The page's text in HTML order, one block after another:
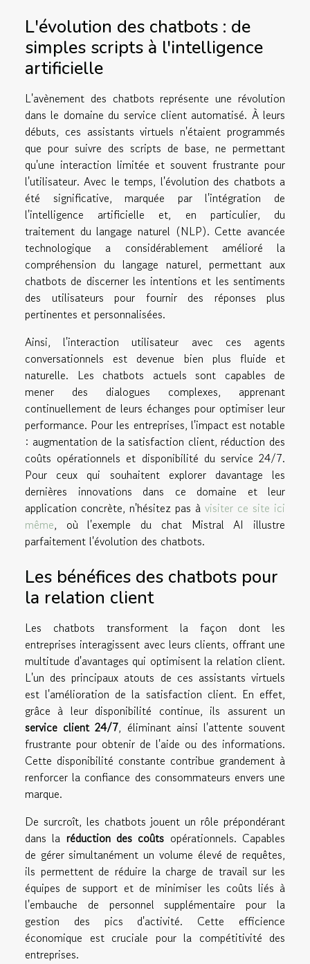
L'évolution des chatbots : de
simples scripts à l'intelligence
artificielle
L'avènement des chatbots représente une révolution
dans le domaine du service client automatisé. À leurs
débuts, ces assistants virtuels n'étaient programmés
que pour suivre des scripts de base, ne permettant
qu'une interaction limitée et souvent frustrante pour
l'utilisateur. Avec le temps, l'évolution des chatbots a
été significative, marquée par l'intégration de
l'intelligence artificielle et, en particulier, du
traitement du langage naturel (NLP). Cette avancée
technologique a considérablement amélioré la
compréhension du langage naturel, permettant aux
chatbots de discerner les intentions et les sentiments
des utilisateurs pour fournir des réponses plus
pertinentes et personnalisées.
Ainsi, l'interaction utilisateur avec ces agents
conversationnels est devenue bien plus fluide et
naturelle. Les chatbots actuels sont capables de
mener des dialogues complexes, apprenant
continuellement de leurs échanges pour optimiser leur
performance. Pour les entreprises, l'impact est notable
: augmentation de la satisfaction client, réduction des
coûts opérationnels et disponibilité du service 24/7.
Pour ceux qui souhaitent explorer davantage les
dernières innovations dans ce domaine et leur
application concrète, n'hésitez pas à visiter ce site ici
même, où l'exemple du chat Mistral AI illustre
parfaitement l'évolution des chatbots.
Les bénéfices des chatbots pour
la relation client
Les chatbots transforment la façon dont les
entreprises interagissent avec leurs clients, offrant une
multitude d'avantages qui optimisent la relation client.
L'un des principaux atouts de ces assistants virtuels
est l'amélioration de la satisfaction client. En effet,
grâce à leur disponibilité continue, ils assurent un
service client 24/7, éliminant ainsi l'attente souvent
frustrante pour obtenir de l'aide ou des informations.
Cette disponibilité constante contribue grandement à
renforcer la confiance des consommateurs envers une
marque.
De surcroît, les chatbots jouent un rôle prépondérant
dans la réduction des coûts opérationnels. Capables
de gérer simultanément un volume élevé de requêtes,
ils permettent de réduire la charge de travail sur les
équipes de support et de minimiser les coûts liés à
l'embauche de personnel supplémentaire pour la
gestion des pics d'activité. Cette efficience
économique est cruciale pour la compétitivité des
entreprises.